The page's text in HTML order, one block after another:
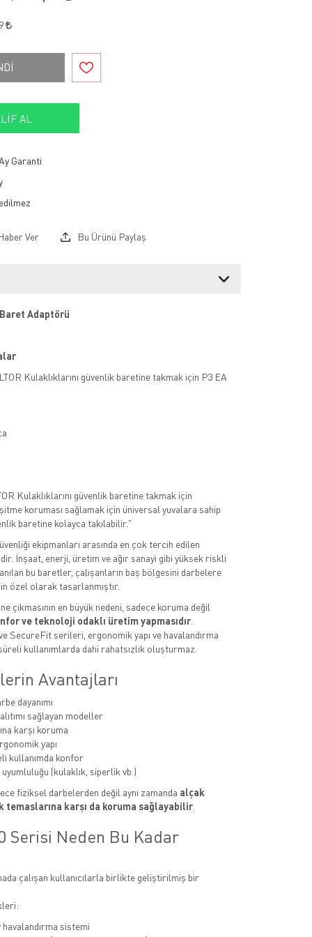
AL
Garanti
Ver Bu Ürünü Paylaş
Adaptörü
Kulaklıklarını güvenlik baretine takmak için P3 EA
Kulaklıklarını güvenlik baretine takmak için
koruması sağlamak için üniversal yuvalara sahip
baretine kolayca takılabilir."
ekipmanları arasında en çok tercih edilen
İnşaat, enerji, üretim ve ağır sanayi gibi yüksek riskli
bu baretler, çalışanların baş bölgesini darbelere
özel olarak tasarlanmıştır.
çıkmasının en büyük nedeni, sadece koruma değil
ve teknoloji odaklı üretim yapmasıdır.
SecureFit serileri, ergonomik yapı ve havalandırma
kullanımlarda dahi rahatsızlık oluşturmaz.
Avantajları
dayanımı
sağlayan modeller
karşı koruma
yapı
kullanımda konfor
(kulaklık, siperlik vb.)
fiziksel darbelerden değil aynı zamanda alçak
karşı da koruma sağlayabilir.
Serisi Neden Bu Kadar
çalışan kullanıcılarla birlikte geliştirilmiş bir
sistemi